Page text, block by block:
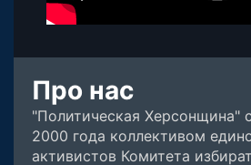
Про нас
"Политическая Херсонщина"
2000 года коллективом
активистов Комитета